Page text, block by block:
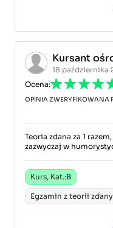
Kursant
18 października
Ocena:
OPINIA ZWERYFIKOWANA
Teoria zdana za 1
zazwyczaj w
Kurs, Kat.:B
Egzamin z teorii